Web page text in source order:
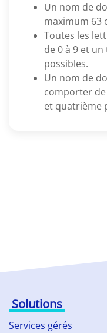
Un nom de
maximum 63
Toutes les
de 0 à 9 et
possibles.
Un nom de
comporter
et quatrième
Solutions
Services gérés